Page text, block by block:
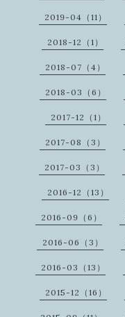
2019-04（11）
2018-12（1）
2018-07（4）
2018-03（6）
2017-12（1）
2017-08（3）
2017-03（3）
2016-12（13）
2016-09（6）
2016-06（3）
2016-03（13）
2015-12（16）